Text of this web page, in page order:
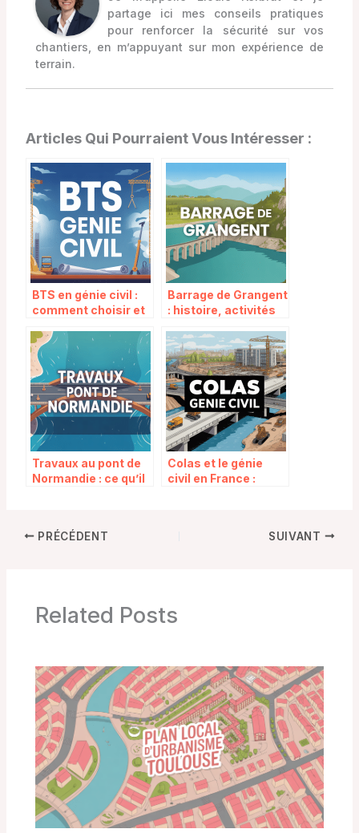
partage ici mes conseils pratiques
pour renforcer la sécurité sur vos
chantiers, en m’appuyant sur mon expérience de
terrain.
Articles Qui Pourraient Vous Intéresser :
BTS en génie civil :
comment choisir et
Barrage de Grangent
: histoire, activités
Travaux au pont de
Normandie : ce qu’il
Colas et le génie
civil en France :
PRÉCÉDENT SUIVANT
Related Posts